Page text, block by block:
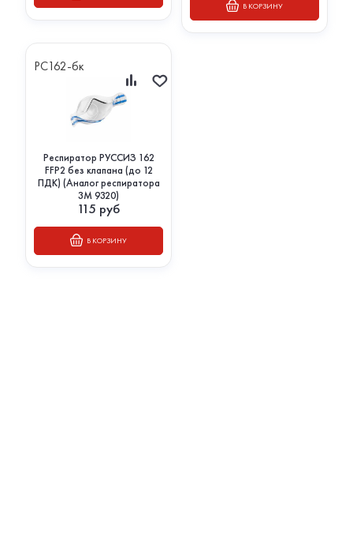
В КОРЗИНУ
РС162-бк
Респиратор РУССИЗ 162
FFP2 без клапана (до 12
ПДК) (Аналог респиратора
3М 9320)
115 руб
В КОРЗИНУ